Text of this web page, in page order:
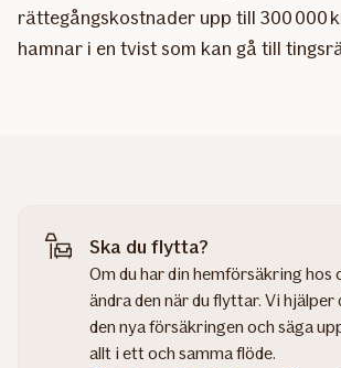
rättegångskostnader upp till 300 000
hamnar i en tvist som kan gå till
Ska du flytta?
Om du har din hemförsäkring hos
ändra den när du flyttar. Vi
den nya försäkringen och säga
allt i ett och samma flöde.